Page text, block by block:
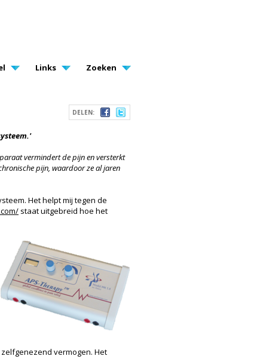
Links Zoeken
DELEN:
vermindert de pijn en versterkt
pijn, waardoor ze al jaren
Het helpt mij tegen de
staat uitgebreid hoe het
vermogen. Het